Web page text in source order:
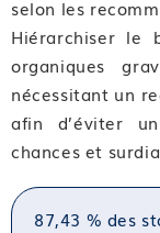
selon les
Hiérarchiser le
organiques
nécessitant un
afin d’éviter
chances et
87,43 % des